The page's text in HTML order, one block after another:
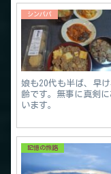
シンパパ
娘も20代も半ば、早
齢です。無事に真剣
います。
記憶の旅路